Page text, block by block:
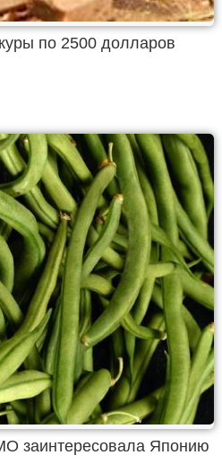
по 2500 долларов
заинтересовала Японию